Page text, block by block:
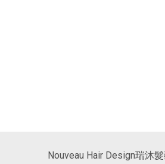
Nouveau Hair Design瑞沐